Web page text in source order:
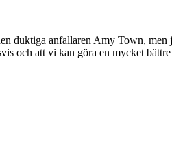
duktiga anfallaren Amy Town,
och att vi kan göra en mycket